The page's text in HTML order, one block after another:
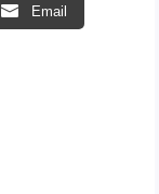
Email